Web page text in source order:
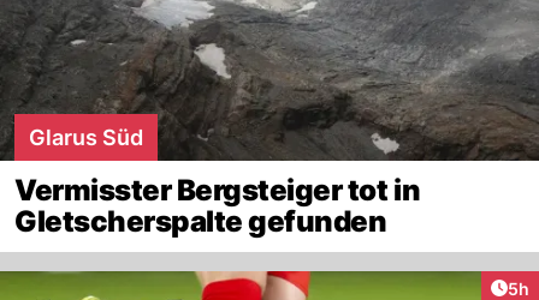
Glarus Süd
Vermisster Bergsteiger tot in
Gletscherspalte gefunden
5h